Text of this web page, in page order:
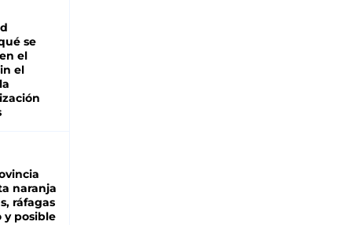
se
el
el
naranja
ráfagas
y posible